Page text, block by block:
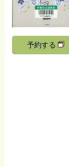
予約する